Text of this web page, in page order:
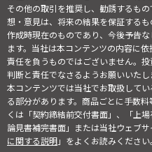
その他の取引を推奨し、勧誘するも
想・意見は、将来の結果を保証する
作成時現在のものであり、今後予告
ます。当社は本コンテンツの内容に
責任を負うものではございません。
判断と責任でなさるようお願いいたし
本コンテンツでは当社でお取扱して
る部分があります。商品ごとに手数
くは「契約締結前交付書面」、「上
論見書補完書面」または当社ウェブ
に関する説明」をよくお読みください。